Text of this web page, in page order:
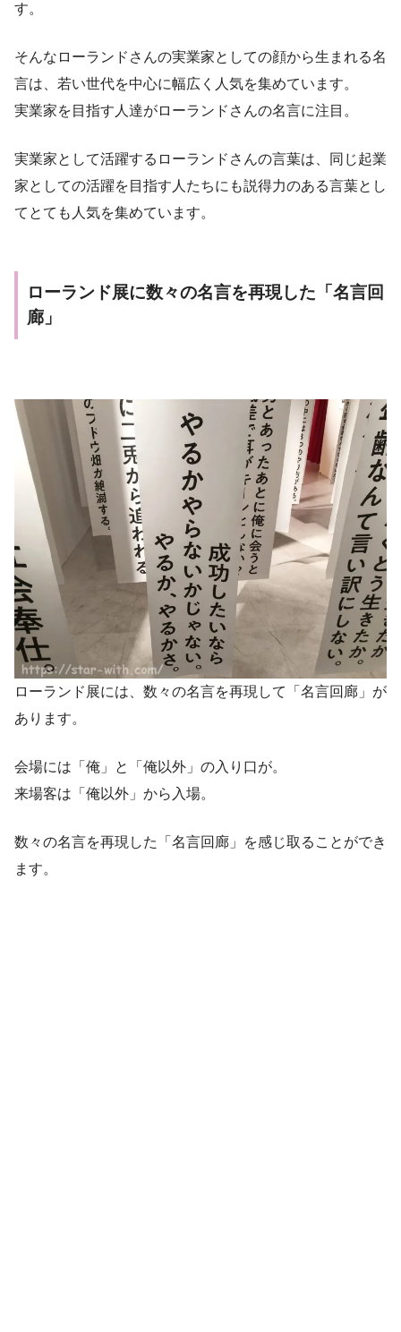
す。
そんなローランドさんの実業家としての顔から生まれる名
言は、若い世代を中心に幅広く人気を集めています。
実業家を目指す人達がローランドさんの名言に注目。
実業家として活躍するローランドさんの言葉は、同じ起業
家としての活躍を目指す人たちにも説得力のある言葉とし
てとても人気を集めています。
ローランド展に数々の名言を再現した「名言回
廊」
ローランド展には、数々の名言を再現して「名言回廊」が
あります。
会場には「俺」と「俺以外」の入り口が。
来場客は「俺以外」から入場。
数々の名言を再現した「名言回廊」を感じ取ることができ
ます。